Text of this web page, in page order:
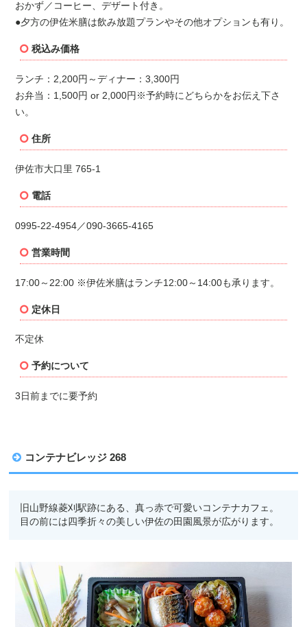
おかず／コーヒー、デザート付き。
●夕方の伊佐米膳は飲み放題プランやその他オプションも有り。
税込み価格
ランチ：2,200円～ディナー：3,300円
お弁当：1,500円 or 2,000円※予約時にどちらかをお伝え下さ
い。
住所
伊佐市大口里 765-1
電話
0995-22-4954／090-3665-4165
営業時間
17:00～22:00 ※伊佐米膳はランチ12:00～14:00も承ります。
定休日
不定休
予約について
3 日前までに要予約
コンテナビレッジ 268
旧山野線菱刈駅跡にある、真っ赤で可愛いコンテナカフェ。
目の前には四季折々の美しい伊佐の田園風景が広がります。